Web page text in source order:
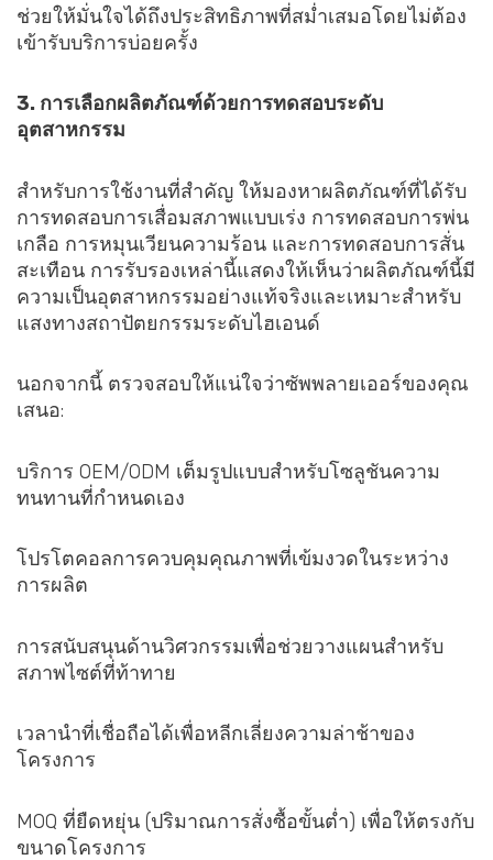
ช่วยให้มั่นใจได้ถึงประสิทธิภาพที่สม่ำเสมอโดยไม่ต้อง
เข้ารับบริการบ่อยครั้ง
3. การเลือกผลิตภัณฑ์ด้วยการทดสอบระดับ
อุตสาหกรรม
สำหรับการใช้งานที่สำคัญ ให้มองหาผลิตภัณฑ์ที่ได้รับ
การทดสอบการเสื่อมสภาพแบบเร่ง การทดสอบการพ่น
เกลือ การหมุนเวียนความร้อน และการทดสอบการสั่น
สะเทือน การรับรองเหล่านี้แสดงให้เห็นว่าผลิตภัณฑ์นี้มี
ความเป็นอุตสาหกรรมอย่างแท้จริงและเหมาะสำหรับ
แสงทางสถาปัตยกรรมระดับไฮเอนด์
นอกจากนี้ ตรวจสอบให้แน่ใจว่าซัพพลายเออร์ของคุณ
เสนอ:
บริการ OEM/ODM เต็มรูปแบบสำหรับโซลูชันความ
ทนทานที่กำหนดเอง
โปรโตคอลการควบคุมคุณภาพที่เข้มงวดในระหว่าง
การผลิต
การสนับสนุนด้านวิศวกรรมเพื่อช่วยวางแผนสำหรับ
สภาพไซต์ที่ท้าทาย
เวลานำที่เชื่อถือได้เพื่อหลีกเลี่ยงความล่าช้าของ
โครงการ
MOQ ที่ยืดหยุ่น (ปริมาณการสั่งซื้อขั้นต่ำ) เพื่อให้ตรงกับ
ขนาดโครงการ